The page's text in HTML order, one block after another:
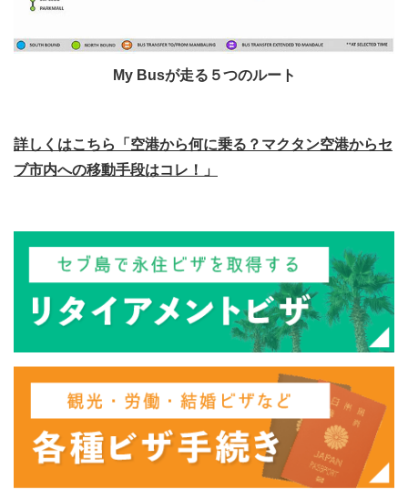
My Busが走る５つのルート
詳しくはこちら「空港から何に乗る？マクタン空港からセ
ブ市内への移動手段はコレ！」